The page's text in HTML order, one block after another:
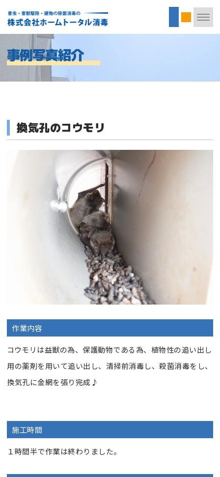
事例写真紹介
換気孔のコウモリ
作業内容
コウモリは益獣の為、保護動物である為、植物性の追い出し
用の薬剤を用いて追い出し、清掃前消毒し、殺菌消毒をし、
換気孔に金網を張り完成♪
施工時間
１時間半で作業は終わりました。